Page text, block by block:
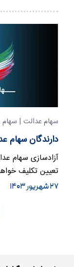
سهام عدالت | سهام
دارندگان سهام
آزادسازی سهام
تعیین تکلیف
۲۷ شهریور ۱۴۰۳